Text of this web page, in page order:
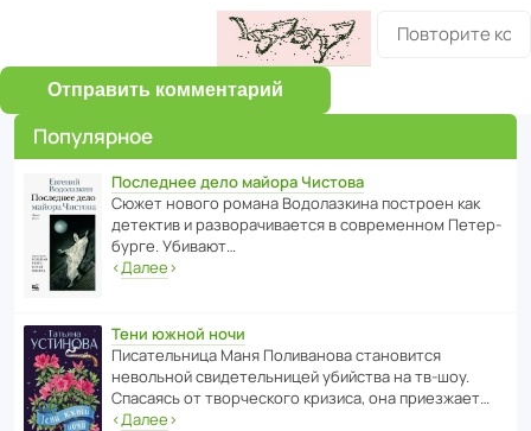
Отправить комментарий
Популярное
Последнее дело майора Чистова
Сюжет нового романа Водо­ла­з­кина пост­роен как
дете­ктив и разво­ра­чи­ва­ется в совре­менном Пете­р­
бурге. Убивают…
‹Далее›
Тени южной ночи
Писа­тель­ница Маня Поли­ва­нова стано­вится
невольной свиде­тель­ницей убийства на тв-шоу.
Спасаясь от твор­че­с­кого кризиса, она приезжает…
‹Далее›